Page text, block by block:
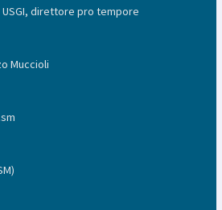
direttore pro tempore
Muccioli